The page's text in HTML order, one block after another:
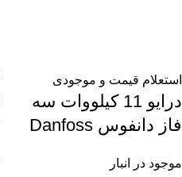
استعلام قیمت و موجودی
درایو 11 کیلووات سه
فاز دانفوس Danfoss
موجود در انبار